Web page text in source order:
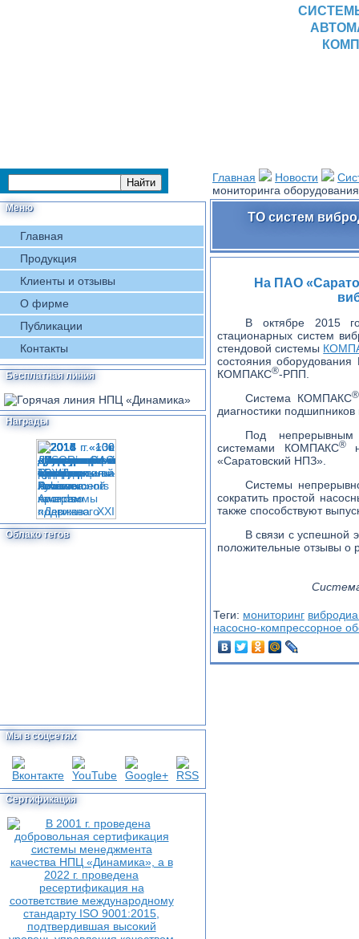
Меню
Главная
Продукция
Клиенты и отзывы
О фирме
Публикации
Контакты
Бесплатная линия
Награды
Облако тегов
Мы в соцсетях
Сертификация
Главная Новости
мониторинга
ТО систем
На ПАО
В октябре 2015
стационарных систем
стендовой системы
состояния
КОМПАКС®-РПП.
Система КОМПАКС®
диагностики
Под непрерывным
системами КОМПАКС®
«Саратовский НПЗ».
Системы
сократить простой
также способствуют
В связи с успешной
положительные отзывы о
Теги: мониторинг
насосно-компрессорное